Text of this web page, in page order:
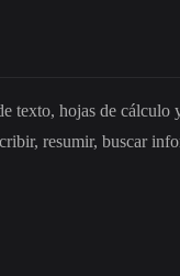
hojas de cálculo
resumir, buscar